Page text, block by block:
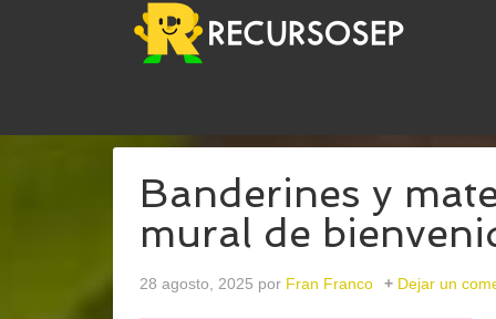
Banderines y
mural de
28 agosto, 2025 por Fran Franco Dejar un